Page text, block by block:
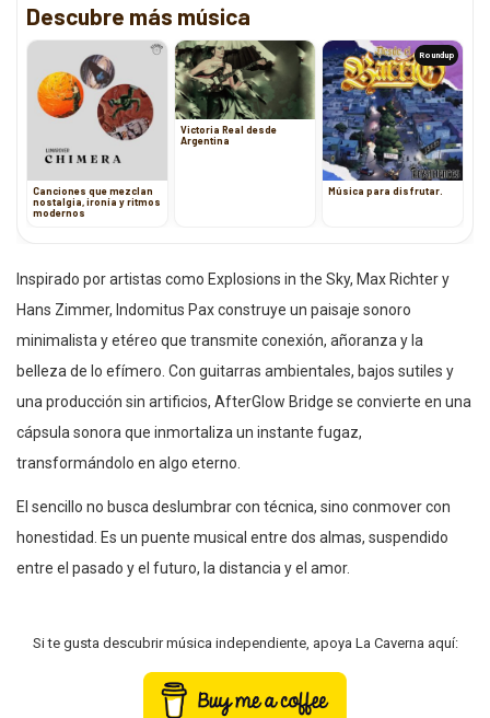
Descubre más música
Canciones que mezclan
nostalgia, ironía y ritmos
modernos
Victoria Real desde
Argentina
Roundup
Música para disfrutar.
Inspirado por artistas como Explosions in the Sky, Max Richter y
Hans Zimmer, Indomitus Pax construye un paisaje sonoro
minimalista y etéreo que transmite conexión, añoranza y la
belleza de lo efímero. Con guitarras ambientales, bajos sutiles y
una producción sin artificios, AfterGlow Bridge se convierte en una
cápsula sonora que inmortaliza un instante fugaz,
transformándolo en algo eterno.
El sencillo no busca deslumbrar con técnica, sino conmover con
honestidad. Es un puente musical entre dos almas, suspendido
entre el pasado y el futuro, la distancia y el amor.
Si te gusta descubrir música independiente, apoya La Caverna aquí: